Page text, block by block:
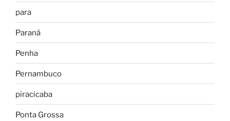
para
Paraná
Penha
Pernambuco
piracicaba
Ponta Grossa